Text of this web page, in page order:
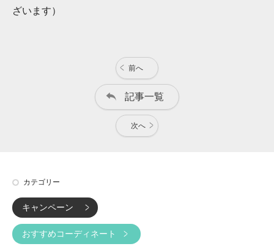
ざいます）
前へ
記事一覧
次へ
カテゴリー
キャンペーン
おすすめコーディネート